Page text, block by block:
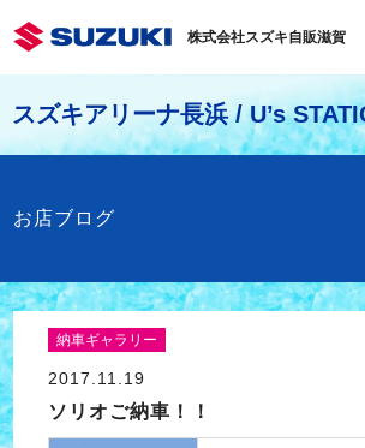
株式会社スズキ自販滋賀
スズキアリーナ長浜 / U’s
お店ブログ
納車ギャラリー
2017.11.19
ソリオご納車！！